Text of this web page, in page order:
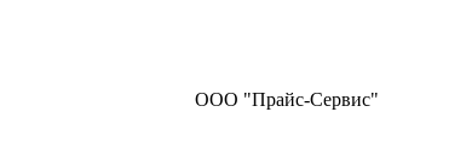
ООО "Прайс-Сервис"